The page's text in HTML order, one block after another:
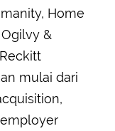
Home
&
mulai dari